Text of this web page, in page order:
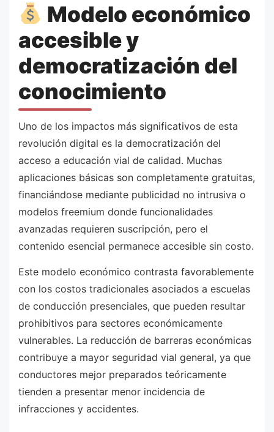
Modelo económico
accesible y
democratización del
conocimiento
Uno de los impactos más significativos de esta
revolución digital es la democratización del
acceso a educación vial de calidad. Muchas
aplicaciones básicas son completamente gratuitas,
financiándose mediante publicidad no intrusiva o
modelos freemium donde funcionalidades
avanzadas requieren suscripción, pero el
contenido esencial permanece accesible sin costo.
Este modelo económico contrasta favorablemente
con los costos tradicionales asociados a escuelas
de conducción presenciales, que pueden resultar
prohibitivos para sectores económicamente
vulnerables. La reducción de barreras económicas
contribuye a mayor seguridad vial general, ya que
conductores mejor preparados teóricamente
tienden a presentar menor incidencia de
infracciones y accidentes.